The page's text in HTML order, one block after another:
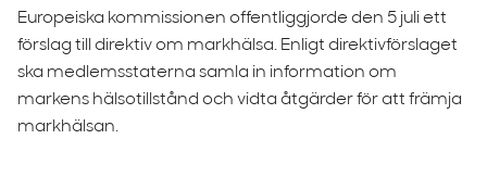
Europeiska kommissionen offentliggjorde den 5 juli ett
förslag till direktiv om markhälsa. Enligt direktivförslaget
ska medlemsstaterna samla in information om
markens hälsotillstånd och vidta åtgärder för att främja
markhälsan.